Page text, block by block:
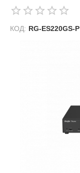
КОД: RG-ES220GS-P